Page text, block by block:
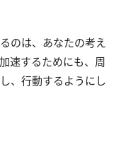
のは、あなたの考え
速するためにも、周
、行動するようにし